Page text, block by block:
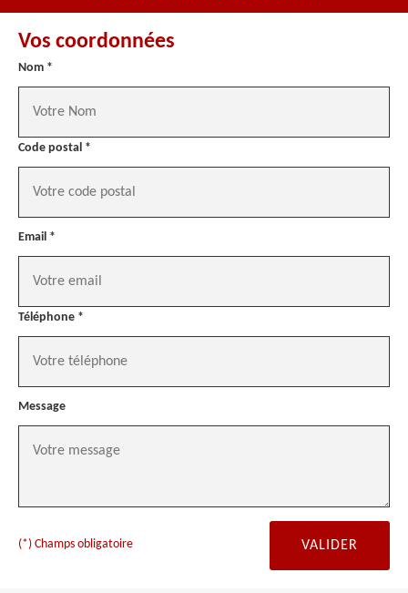
Vos coordonnées
Nom *
Code postal *
Email *
Téléphone *
Message
(*) Champs obligatoire